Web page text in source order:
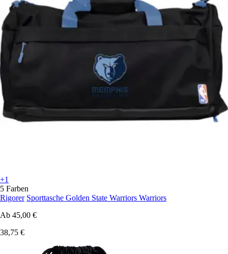
+1
5 Farben
Rigorer Sporttasche Golden State Warriors Warriors
Ab 45,00 €
38,75 €